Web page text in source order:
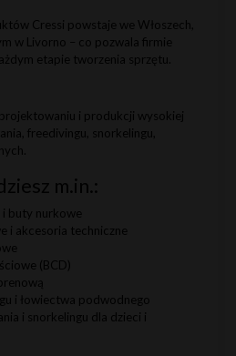
Cressi powstaje we Włoszech,
w Livorno – co pozwala firmie
etapie tworzenia sprzętu.
i produkcji wysokiej
freedivingu, snorkelingu,
m.in.:
i buty nurkowe
i akcesoria techniczne
(BCD)
i łowiectwa podwodnego
i snorkelingu dla dzieci i